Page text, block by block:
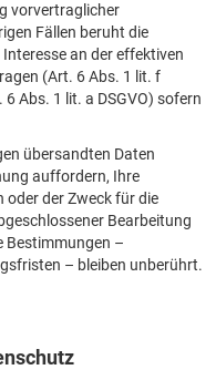
vorvertraglicher
Fällen beruht die
an der effektiven
(Art. 6 Abs. 1 lit. f
Abs. 1 lit. a DSGVO) sofern
übersandten Daten
auffordern, Ihre
oder der Zweck für die
Bearbeitung
Bestimmungen –
– bleiben unberührt.